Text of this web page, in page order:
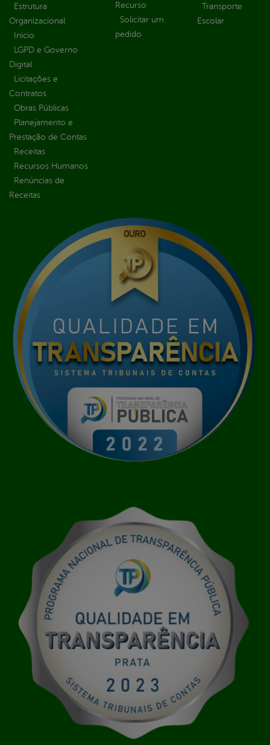
Estrutura
Organizacional
Inicio
LGPD e Governo
Digital
Licitações e
Contratos
Obras Públicas
Planejamento e
Prestação de Contas
Receitas
Recursos Humanos
Renúncias de
Receitas
Recurso
Solicitar um
pedido
Transporte
Escolar